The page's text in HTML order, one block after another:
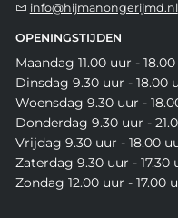
info@hijmanongerijmd.nl
OPENINGSTIJDEN
Maandag 11.00 uur -
Dinsdag 9.30 uur - 18.00
Woensdag 9.30 uur -
Donderdag 9.30 uur -
Vrijdag 9.30 uur - 18.00
Zaterdag 9.30 uur - 17.30
Zondag 12.00 uur - 17.00